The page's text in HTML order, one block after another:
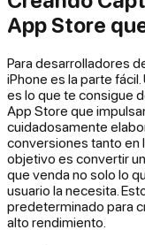
App Store
Para desarrolladores
iPhone es la parte
es lo que te consigue
App Store que
cuidadosamente
conversiones tanto en
objetivo es convertir
que venda no solo lo
usuario la necesita.
predeterminado para
alto rendimiento.